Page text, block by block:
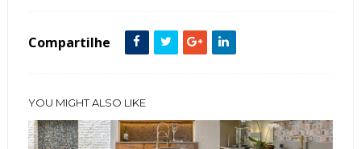
Compartilhe
YOU MIGHT ALSO LIKE